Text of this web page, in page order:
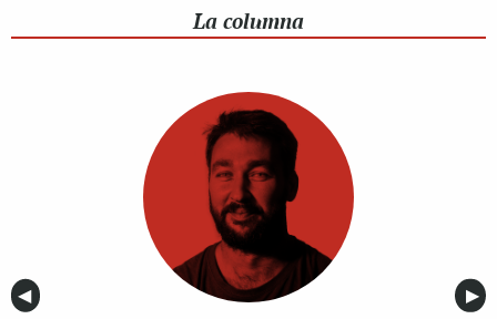
La columna
Anterior
◀︎ ▶︎